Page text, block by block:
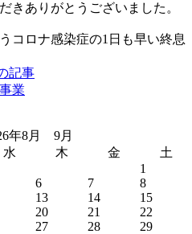
きありがとうございました。
コロナ感染症の1日も早い終息
記事
年8月 9月
水 木 金
土
1
6 7
8
13 14
15
20 21
22
27 28
29